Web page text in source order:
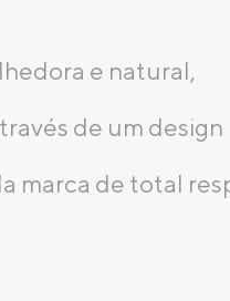
e natural,
de um design
marca de total